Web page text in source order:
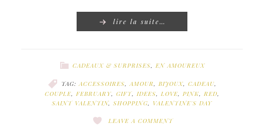
lire la suite…
CADEAUX & SURPRISES, EN AMOUREUX
TAG:ACCESSOIRES,AMOUR, BIJOUX, CADEAU,
COUPLE, FEBRUARY, GIFT, IDEES, LOVE, PINK, RED,
SAINT VALENTIN, SHOPPING, VALENTINE'S DAY
LEAVE A COMMENT